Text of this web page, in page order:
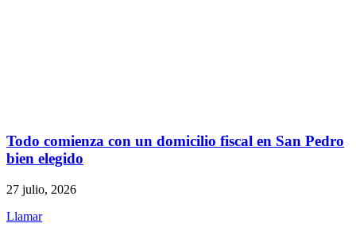
Todo comienza con un domicilio fiscal en San Pedro
bien elegido
27 julio, 2026
Llamar